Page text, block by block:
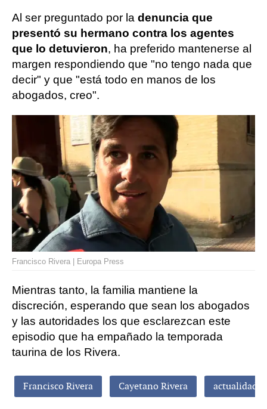
Al ser preguntado por la denuncia que
presentó su hermano contra los agentes
que lo detuvieron, ha preferido mantenerse al
margen respondiendo que "no tengo nada que
decir" y que "está todo en manos de los
abogados, creo".
Francisco Rivera | Europa Press
Mientras tanto, la familia mantiene la
discreción, esperando que sean los abogados
y las autoridades los que esclarezcan este
episodio que ha empañado la temporada
taurina de los Rivera.
Francisco Rivera Cayetano Rivera actualidad